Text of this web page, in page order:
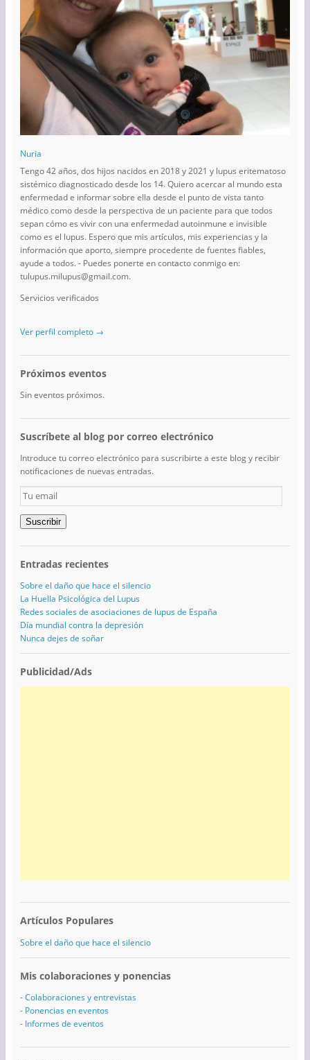
Nuria
Tengo 42 años, dos hijos nacidos en 2018 y 2021 y lupus eritematoso
sistémico diagnosticado desde los 14. Quiero acercar al mundo esta
enfermedad e informar sobre ella desde el punto de vista tanto
médico como desde la perspectiva de un paciente para que todos
sepan cómo es vivir con una enfermedad autoinmune e invisible
como es el lupus. Espero que mis artículos, mis experiencias y la
información que aporto, siempre procedente de fuentes fiables,
ayude a todos. - Puedes ponerte en contacto conmigo en:
tulupus.milupus@gmail.com.
Servicios verificados
Ver perfil completo →
Próximos eventos
Sin eventos próximos.
Suscríbete al blog por correo electrónico
Introduce tu correo electrónico para suscribirte a este blog y recibir
notificaciones de nuevas entradas.
Tu
email
Suscribir
Entradas recientes
Sobre el daño que hace el silencio
La Huella Psicológica del Lupus
Redes sociales de asociaciones de lupus de España
Día mundial contra la depresión
Nunca dejes de soñar
Publicidad/Ads
Artículos Populares
Sobre el daño que hace el silencio
Mis colaboraciones y ponencias
-Colaboraciones y entrevistas
- Ponencias en eventos
- Informes de eventos